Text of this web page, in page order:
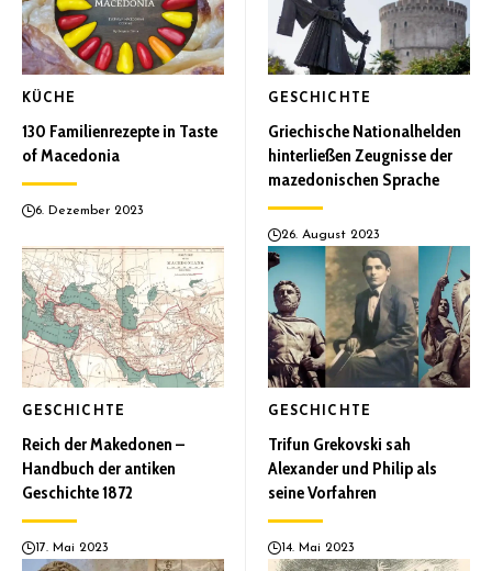
KÜCHE
130 Familienrezepte in Taste
of Macedonia
6. Dezember 2023
GESCHICHTE
Griechische Nationalhelden
hinterließen Zeugnisse der
mazedonischen Sprache
26. August 2023
GESCHICHTE
Reich der Makedonen –
Handbuch der antiken
Geschichte 1872
17. Mai 2023
GESCHICHTE
Trifun Grekovski sah
Alexander und Philip als
seine Vorfahren
14. Mai 2023